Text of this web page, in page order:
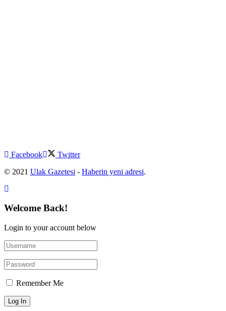
Facebook
Twitter
© 2021 Ulak Gazetesi - Haberin yeni adresi.
Welcome Back!
Login to your account below
Remember Me